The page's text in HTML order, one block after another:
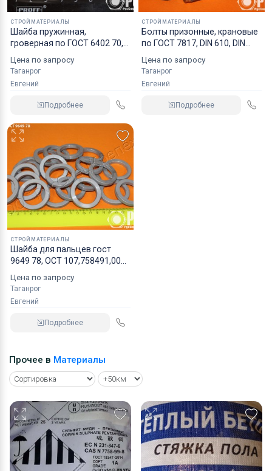
СТРОЙМАТЕРИАЛЫ
Шайба пружинная,
гроверная по ГОСТ 6402 70,
74, ОСТ 4Г 0,894,202
Цена по запросу
Таганрог
Евгений
Подробнее
СТРОЙМАТЕРИАЛЫ
Болты призонные, крановые
по ГОСТ 7817, DIN 610, DIN
Цена по запросу
Таганрог
Евгений
Подробнее
СТРОЙМАТЕРИАЛЫ
Шайба для пальцев гост
9649 78, ОСТ 107,758491,002
Цена по запросу
Таганрог
Евгений
Подробнее
Прочее в Материалы